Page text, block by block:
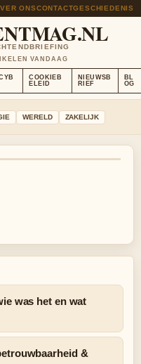
ONSCONTACTGESCHIEDENIS
VANDAAG
COOKIEB
ELEID
NIEUWSB
RIEF
BL
OG
WERELD ZAKELIJK
was het en wat
&